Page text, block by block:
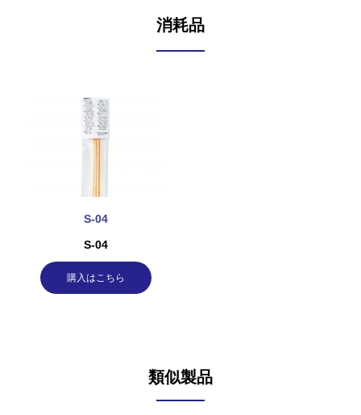
消耗品
S-04
S-04
購入はこちら
類似製品